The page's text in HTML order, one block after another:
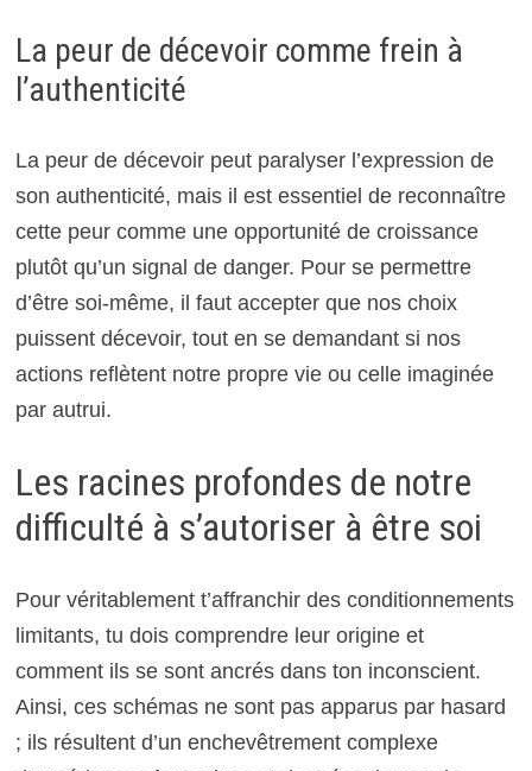
La peur de décevoir comme frein à
l’authenticité
La peur de décevoir peut paralyser l’expression de
son authenticité, mais il est essentiel de reconnaître
cette peur comme une opportunité de croissance
plutôt qu’un signal de danger. Pour se permettre
d’être soi-même, il faut accepter que nos choix
puissent décevoir, tout en se demandant si nos
actions reflètent notre propre vie ou celle imaginée
par autrui.
Les racines profondes de notre
difficulté à s’autoriser à être soi
Pour véritablement t’affranchir des conditionnements
limitants, tu dois comprendre leur origine et
comment ils se sont ancrés dans ton inconscient.
Ainsi, ces schémas ne sont pas apparus par hasard
; ils résultent d’un enchevêtrement complexe